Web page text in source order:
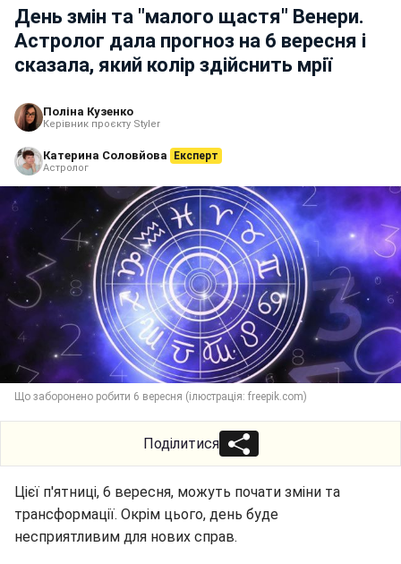
День змін та "малого щастя" Венери.
Астролог дала прогноз на 6 вересня і
сказала, який колір здійснить мрії
Поліна Кузенко
Керівник проєкту Styler
Катерина Соловйова Експерт
Астролог
Що заборонено робити 6 вересня (ілюстрація: freepik.com)
Поділитися
Цієї п'ятниці, 6 вересня, можуть почати зміни та
трансформації. Окрім цього, день буде
несприятливим для нових справ.